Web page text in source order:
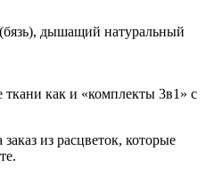
дышащий натуральный
ткани как и «комплекты 3в1» с
из расцветок, которые